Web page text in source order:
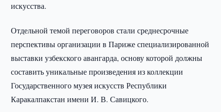
искусства.
Отдельной темой переговоров стали среднесрочные
перспективы организации в Париже специализированной
выставки узбекского авангарда, основу которой должны
составить уникальные произведения из коллекции
Государственного музея искусств Республики
Каракалпакстан имени И. В. Савицкого.